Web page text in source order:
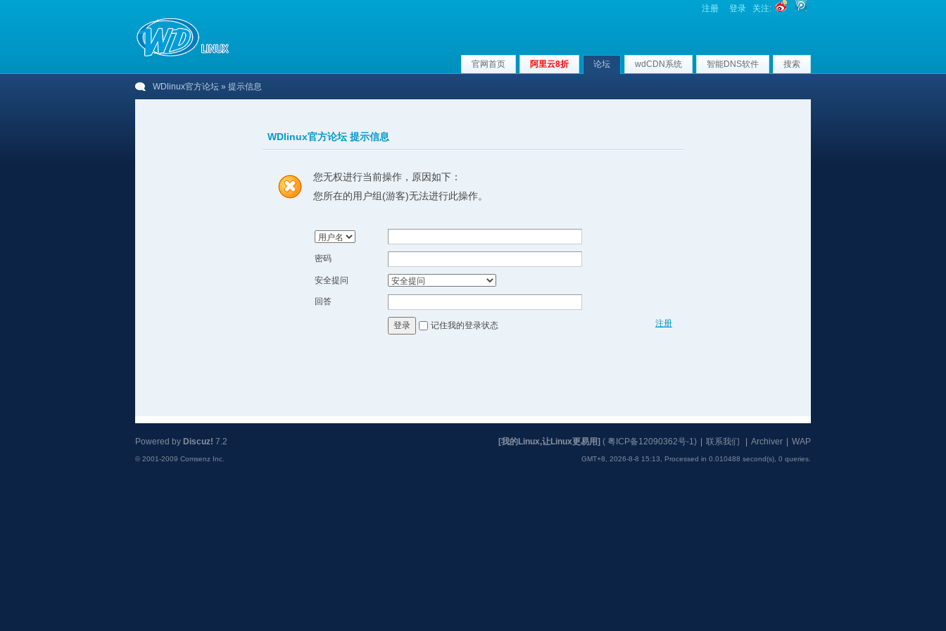
注册 登录 关注:
官网首页 阿里云8折 论坛 wdCDN系统 智能DNS软件 搜索
WDlinux官方论坛 » 提示信息
WDlinux官方论坛 提示信息
您无权进行当前操作，原因如下：
您所在的用户组(游客)无法进行此操作。
密码
安全提问
回答
注册
登录 记住我的登录状态
[我的Linux,让Linux更易用] ( 粤ICP备12090362号-1) 联系我们 Archiver WAP
GMT+8, 2026-8-8 15:13, Processed in 0.010488 second(s), 0 queries
Powered by Discuz! 7.2
© 2001-2009 Comsenz Inc.